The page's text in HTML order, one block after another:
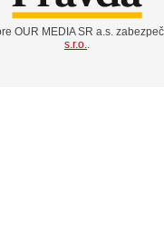
OUR MEDIA SR a.s.
s.r.o..